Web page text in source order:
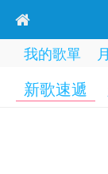
我的歌單
新歌速遞